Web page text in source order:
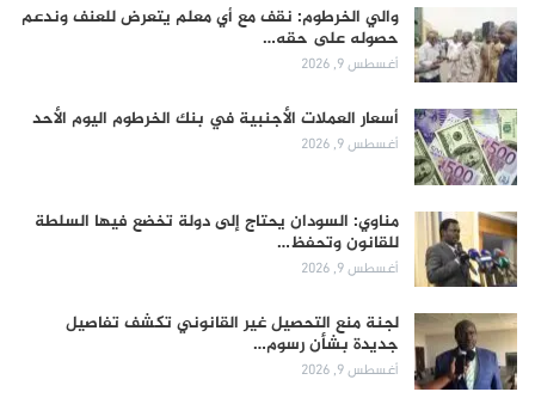
والي الخرطوم: نقف مع أي معلم يتعرض للعنف وندعم
حصوله على حقه…
أغسطس 9, 2026
أسعار العملات الأجنبية في بنك الخرطوم اليوم الأحد
أغسطس 9, 2026
مناوي: السودان يحتاج إلى دولة تخضع فيها السلطة
للقانون وتحفظ…
أغسطس 9, 2026
لجنة منع التحصيل غير القانوني تكشف تفاصيل
جديدة بشأن رسوم…
أغسطس 9, 2026